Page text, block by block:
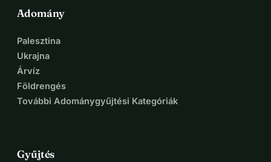
Adomány
Palesztina
Ukrajna
Árvíz
Földrengés
További Adománygyűjtési Kategóriák
Gyűjtés